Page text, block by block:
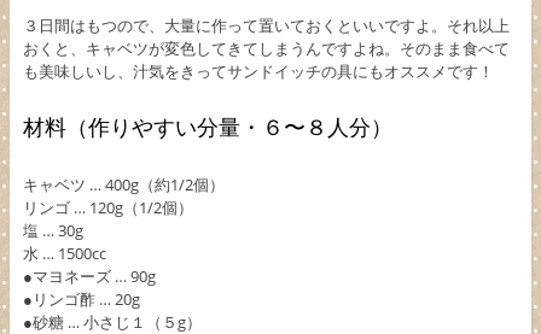
３日間はもつので、大量に作って置いておくといいですよ。それ以上
おくと、キャベツが変色してきてしまうんですよね。そのまま食べて
も美味しいし、汁気をきってサンドイッチの具にもオススメです！
材料（作りやすい分量・６〜８人分）
キャベツ … 400g（約1/2個）
リンゴ … 120g（1/2個）
塩 … 30g
水 … 1500cc
●マヨネーズ … 90g
●リンゴ酢 … 20g
●砂糖 … 小さじ１（５g）